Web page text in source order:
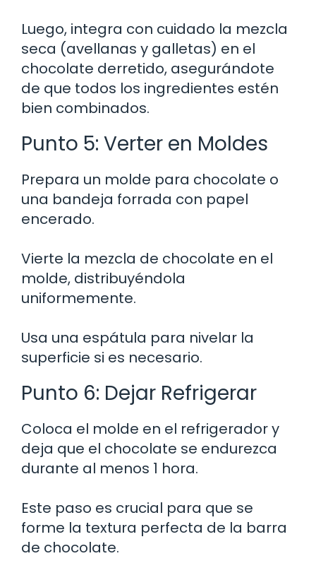
Luego, integra con cuidado la mezcla
seca (avellanas y galletas) en el
chocolate derretido, asegurándote
de que todos los ingredientes estén
bien combinados.
Punto 5: Verter en Moldes
Prepara un molde para chocolate o
una bandeja forrada con papel
encerado.
Vierte la mezcla de chocolate en el
molde, distribuyéndola
uniformemente.
Usa una espátula para nivelar la
superficie si es necesario.
Punto 6: Dejar Refrigerar
Coloca el molde en el refrigerador y
deja que el chocolate se endurezca
durante al menos 1 hora.
Este paso es crucial para que se
forme la textura perfecta de la barra
de chocolate.